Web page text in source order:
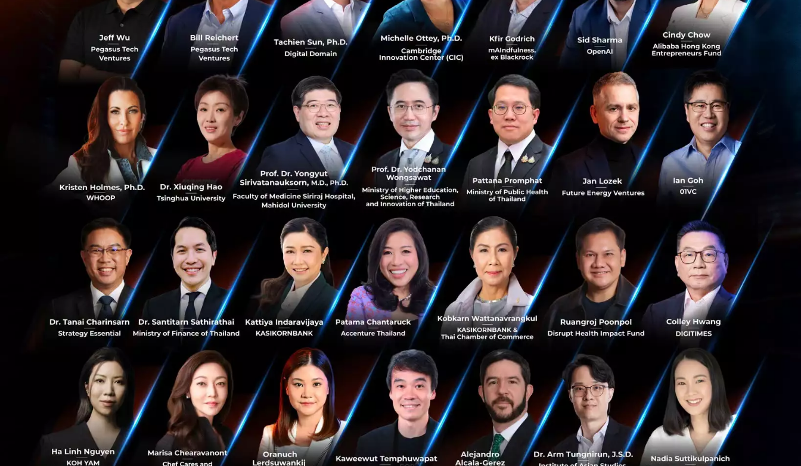
0
0
กลุ่มเบญจจินดา โดยคุณพงษกร เบญจรงคกุล ผู้ช่วยกรรมการผู้จัดการใหญ่ บริษัท เบญจจินดา โฮ
ลดิ้ง จำกัดได้พูดถึงการลงทุนในครั้งนี้ว่า มองเรื่องนวัตกรรมของ T2P ที่เราสามารถมีบัตรเครดิตได้
ผ่านแอปพลิเคชัน อีกอย่างคือ ผู้บริการคุยแล้วเข้าใจกัน
และคุณกระทิง พูนผล ผู้จัดการกองทุน
ตุ๊กตุ๊กส์ มองเทรนด์เรื่อง FinTech ที่มันมาตั้งแต่ต้นปี
2015 และใน Port การลงทุนของเรา FinTech ถือว่ามี Port ที่ใหญ่ที่สุดแล้ว บางตัวมีมูลค่ากว่าแสนล้าน
บาท จนทำให้ 500 ต้องเปิดกองทุนแยกออกมา พอเราได้คุยกับทีม T2P สิ่งแรกที่เราเจอเหมือนเป็นรัก
แรกพบ ถ้าภาษา Startup จะเรียกว่า Bad Ass Team เป็นทีมที่สามารถอธิบายได้ทุกอย่างว่าเขามี
กระบวนการคิดอย่างไร เข้าใจตลาดว่าเป็นอย่างไร และมีประสบการณ์ในเรื่อง FinTech มาอย่าง
โชกโชน มีความเชี่ยวชาญในเชิงลึกและมีนวัตกรรมจริงๆ การลงทุนเราใช้เวลาในการคิดแทบจะเร็ว
ที่สุดเท่าที่เคยลงทุนมา รวมทั้งตอนเราส่งไปที่ 500 Startups ทาง Dave ถามกลับมาว่ายังมีที่ว่างเหลือ
ให้ลงทุนไหม เพราะ Global จะลงทุนด้วย ซึ่งทำให้เป็นทีมแรกในเมืองไทยที่ Global ลงทุนด้วย